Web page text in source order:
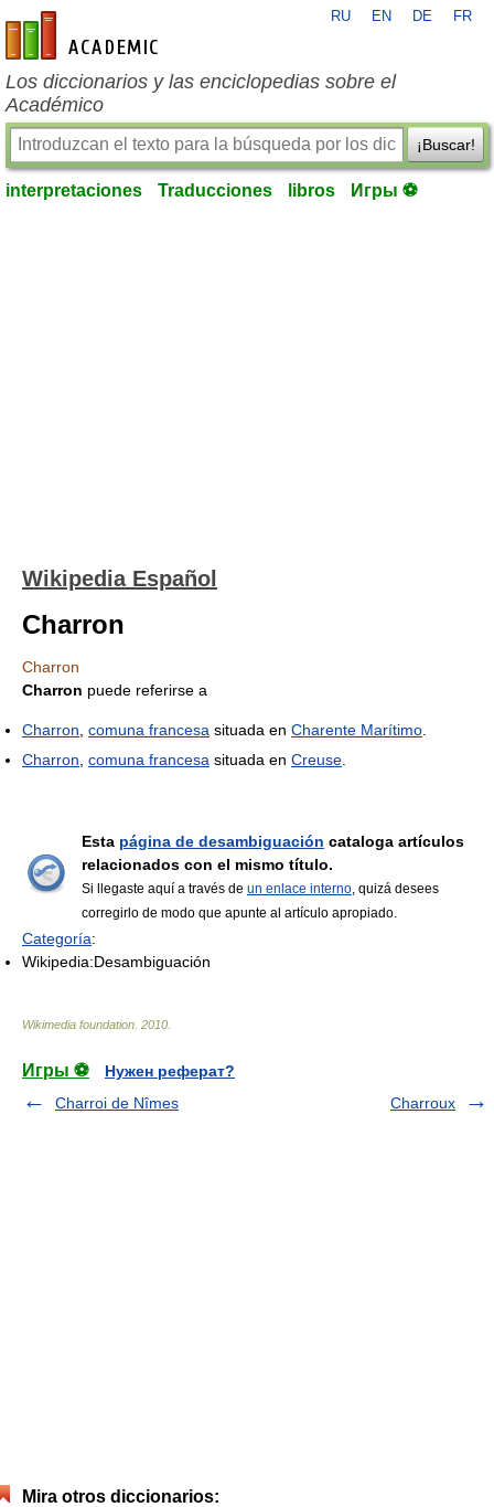
es-academic.com
RU EN DE FR
Los diccionarios y las enciclopedias sobre el
Académico
¡Buscar!
interpretaciones Traducciones libros Игры ⚽
Wikipedia Español
Charron
Charron
Charron puede referirse a
Charron comuna francesa situada en Charente Marítimo
Charron comuna francesa situada en Creuse
Esta página de desambiguación cataloga artículos
relacionados con el mismo título.
Si llegaste aquí a través de un enlace interno, quizá desees
corregirlo de modo que apunte al artículo apropiado.
Categoría:
Wikipedia:Desambiguación
Wikimedia foundation 2010
Игры ⚽
Нужен реферат?
Charroi de Nîmes
Charroux
Mira otros diccionarios: